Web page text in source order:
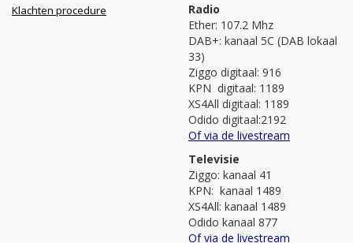
Klachten procedure
Radio
Ether: 107.2 Mhz
DAB+: kanaal 5C (DAB lokaal
33)
Ziggo digitaal: 916
KPN digitaal: 1189
XS4All digitaal: 1189
Odido digitaal:2192
Of via de livestream
Televisie
Ziggo: kanaal 41
KPN: kanaal 1489
XS4All: kanaal 1489
Odido kanaal 877
Of via de livestream